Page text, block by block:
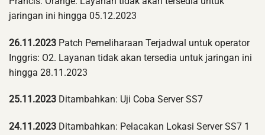
jaringan ini hingga 05.12.2023
26.11.2023 Patch Pemeliharaan Terjadwal untuk operator
Inggris: O2. Layanan tidak akan tersedia untuk jaringan ini
hingga 28.11.2023
25.11.2023 Ditambahkan: Uji Coba Server SS7
24.11.2023 Ditambahkan: Pelacakan Lokasi Server SS7 1